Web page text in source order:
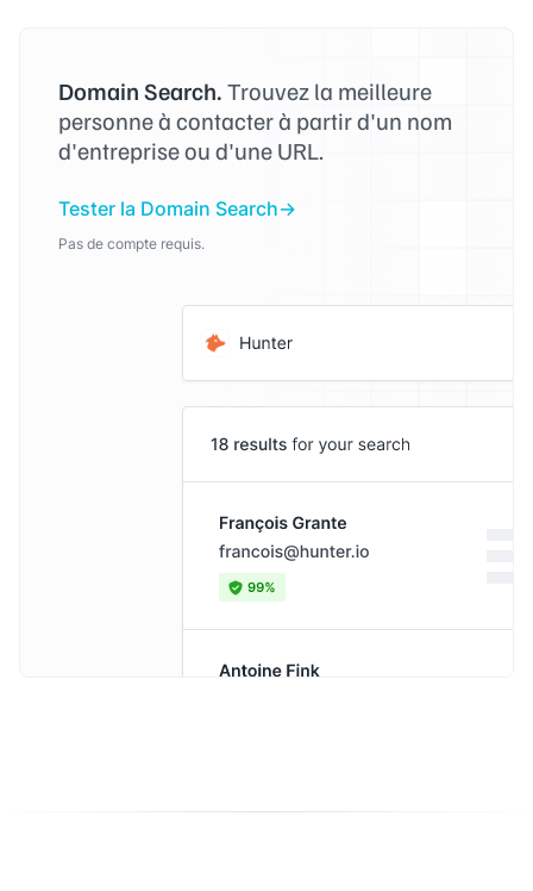
Domain Search. Trouvez la meilleure
personne à contacter à partir d'un nom
d'entreprise ou d'une URL.
Tester la Domain Search
Pas de compte requis.